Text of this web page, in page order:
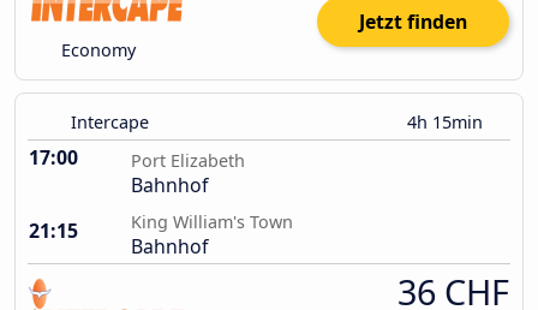
Economy
Jetzt finden
Intercape 4h 15min
17:00 Port Elizabeth
Bahnhof
21:15
King William's Town
Bahnhof
36 CHF